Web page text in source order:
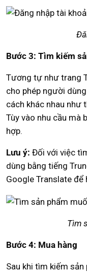
Bước 3: Tìm kiếm
Tương tự như trang
cho phép người
cách khác nhau như
Tùy vào nhu cầu mà
hợp.
Lưu ý: Đối với việc
dùng bằng tiếng
Google Translate để
Tìm
Bước 4: Mua hàng
Sau khi tìm kiếm